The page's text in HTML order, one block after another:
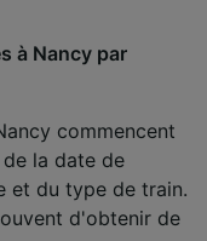
à Nancy par
commencent
la date de
et du type de train.
d'obtenir de